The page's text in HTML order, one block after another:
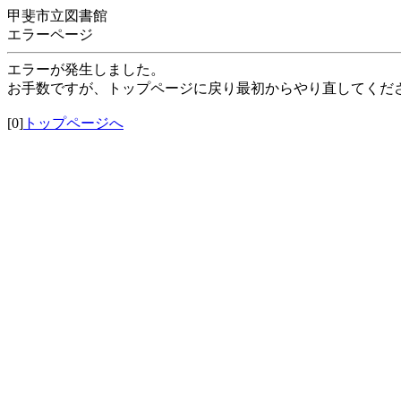
甲斐市立図書館
エラーページ
エラーが発生しました。
お手数ですが、トップページに戻り最初からやり直してくだ
[0] トップページへ